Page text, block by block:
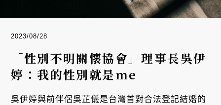
2023/08/28
「性別不明關懷協會」理事長吳伊
婷：我的性別就是me
吳伊婷與前伴侶吳芷儀是台灣首對合法登記結婚的